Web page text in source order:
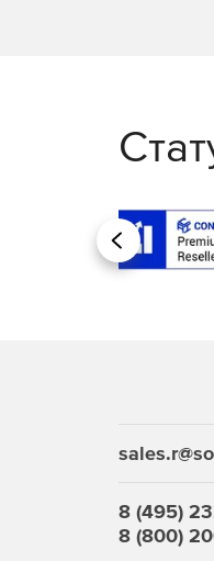
Назад
8 (495)
8 (800)